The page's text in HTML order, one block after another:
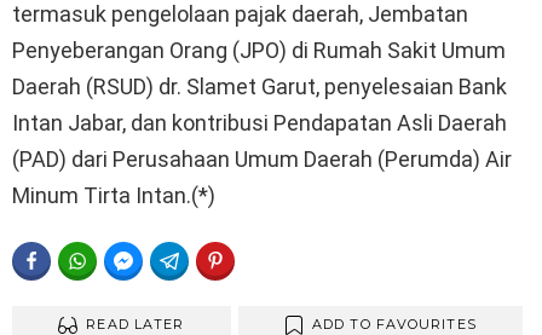
termasuk pengelolaan pajak daerah, Jembatan
Penyeberangan Orang (JPO) di Rumah Sakit Umum
Daerah (RSUD) dr. Slamet Garut, penyelesaian Bank
Intan Jabar, dan kontribusi Pendapatan Asli Daerah
(PAD) dari Perusahaan Umum Daerah (Perumda) Air
Minum Tirta Intan.(*)
FACEBOOKWHATSAPPFACEBOOK MESSENGER
TELEGRAM
READ LATER ADD TO FAVOURITES